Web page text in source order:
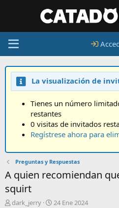
La visualización de
Tienes un número
restantes
0 visitas de invitados
Regístrese ahora para
Preguntas y Respuestas
A quien recomiendan
squirt
A
dark_jerry
F
24 Ene 2024